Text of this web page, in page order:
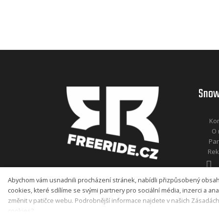
O
Nastavení souborů cookies
Abychom vám usnadnili procházení stránek, nabídli přizpůsobený
cookies, které sdílíme se svými partnery pro sociální média, inzerci a
změnit v patičce webu. Podrobnější informace najdete v našich
cookies?